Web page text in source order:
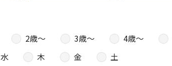
2歳〜 3歳〜 4歳〜
水 木 金
土